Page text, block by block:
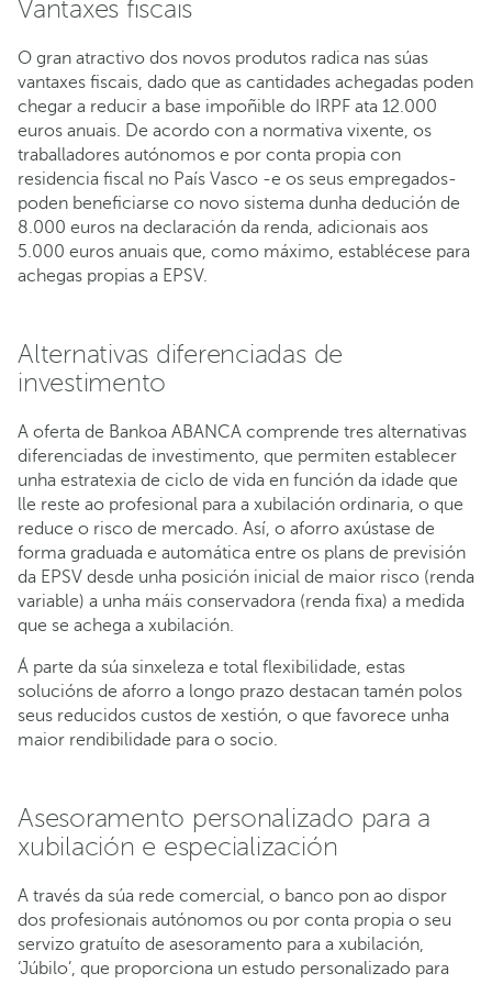
Vantaxes fiscais
O gran atractivo dos novos produtos radica nas súas
vantaxes fiscais, dado que as cantidades achegadas poden
chegar a reducir a base impoñible do IRPF ata 12.000
euros anuais. De acordo con a normativa vixente, os
traballadores autónomos e por conta propia con
residencia fiscal no País Vasco -e os seus empregados-
poden beneficiarse co novo sistema dunha dedución de
8.000 euros na declaración da renda, adicionais aos
5.000 euros anuais que, como máximo, establécese para
achegas propias a EPSV.
Alternativas diferenciadas de
investimento
A oferta de Bankoa ABANCA comprende tres alternativas
diferenciadas de investimento, que permiten establecer
unha estratexia de ciclo de vida en función da idade que
lle reste ao profesional para a xubilación ordinaria, o que
reduce o risco de mercado. Así, o aforro axústase de
forma graduada e automática entre os plans de previsión
da EPSV desde unha posición inicial de maior risco (renda
variable) a unha máis conservadora (renda fixa) a medida
que se achega a xubilación.
Á parte da súa sinxeleza e total flexibilidade, estas
solucións de aforro a longo prazo destacan tamén polos
seus reducidos custos de xestión, o que favorece unha
maior rendibilidade para o socio.
Asesoramento personalizado para a
xubilación e especialización
A través da súa rede comercial, o banco pon ao dispor
dos profesionais autónomos ou por conta propia o seu
servizo gratuíto de asesoramento para a xubilación,
‘Júbilo’, que proporciona un estudo personalizado para